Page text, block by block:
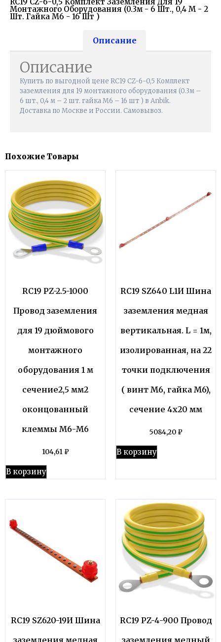
Монтажного Оборудования (0.3м - 6 Шт., 0,4 М - 2
Шт. Гайка М6 - 16 Шт )
Описание
Описание
Купить по выгодной цене RC19 CZ-6-0,5 Комплект
заземления для 19 монтажного оборудования (0.3м –
6 шт., 0,4 м – 2 шт. гайка М6 – 16 шт ) в Anbik.
Доставка по Москве и России. Самовывоз.
Похожие Товары
RC19 PZ-2.5-1000
Провод заземления
для 19 дюймового
монтажного
оборудования 1 м
сечение2,5 мм2
оконцованный
клеммы М6-М6
104,61 ₽
В корзину
RC19 SZ640 L1И Шина
заземления медная
вертикальная. L = 1м,
изолированная, на 22
точки подключения
( винт М6, гайка М6),
сечение 4х20 мм
5084,20 ₽
В корзину
RC19 SZ620-19И Шина
заземления медная
RC19 PZ-4-900 Провод
заземления медный